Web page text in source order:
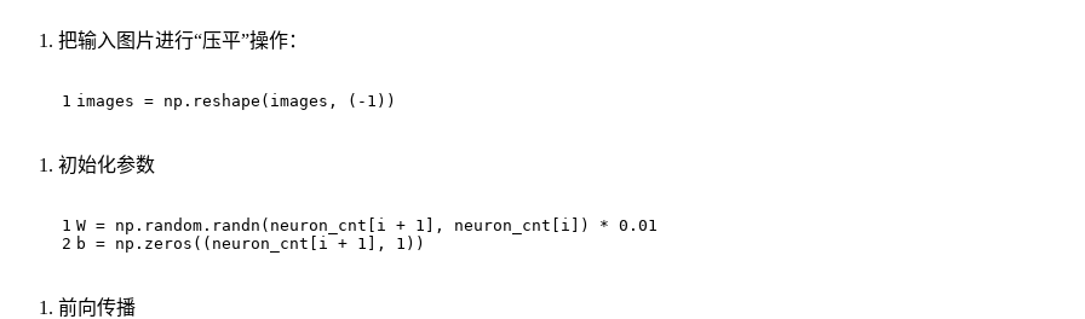
把输入图片进行“压平”操作：
1 images = np.reshape(images, (- 1 ))
初始化参数
1
2
W = np.random.randn(neuron_cnt[i + 1 ], neuron_cnt[i]) * 0.01
b = np.zeros((neuron_cnt[i + 1 ], 1 ))
前向传播